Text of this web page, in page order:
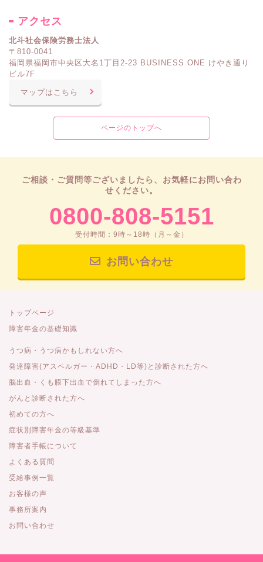
アクセス
北斗社会保険労務士法人
〒810-0041
福岡県福岡市中央区大名1丁目2-23 BUSINESS ONE けやき通り
ビル7F
マップはこちら
ページのトップへ
ご相談・ご質問等ございましたら、お気軽にお問い合わ
せください。
0800-808-5151
受付時間：9時～18時（月～金）
お問い合わせ
トップページ
障害年金の基礎知識
うつ病・うつ病かもしれない方へ
発達障害(アスペルガー・ADHD・LD等)と診断された方へ
脳出血・くも膜下出血で倒れてしまった方へ
がんと診断された方へ
初めての方へ
症状別障害年金の等級基準
障害者手帳について
よくある質問
受給事例一覧
お客様の声
事務所案内
お問い合わせ